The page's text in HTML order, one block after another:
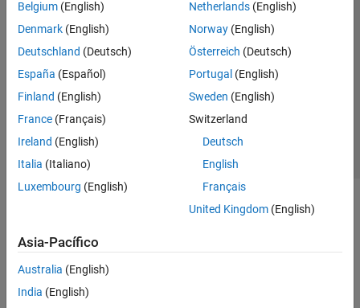
Belgium (English)
Denmark (English)
Deutschland (Deutsch)
España (Español)
Finland (English)
France (Français)
Ireland (English)
Italia (Italiano)
Luxembourg (English)
Netherlands(English)
Norway(English)
Österreich (Deutsch)
Portugal (English)
Sweden (English)
Switzerland
Deutsch
English
Français
United Kingdom(English)
Asia-Pacífico
Australia (English)
India (English)
Centro de confianza
Marcas comerciales
Política de privacidad
Antipiratería
Estado de las aplicaciones
Información de contacto
© 1994-2026 The MathWorks, Inc.